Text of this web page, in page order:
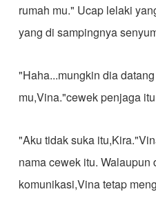
rumah mu." Ucap lelaki
yang di sampingnya
"Haha...mungkin dia
mu,Vina."cewek penjaga
"Aku tidak suka
nama cewek itu.
komunikasi,Vina tetap